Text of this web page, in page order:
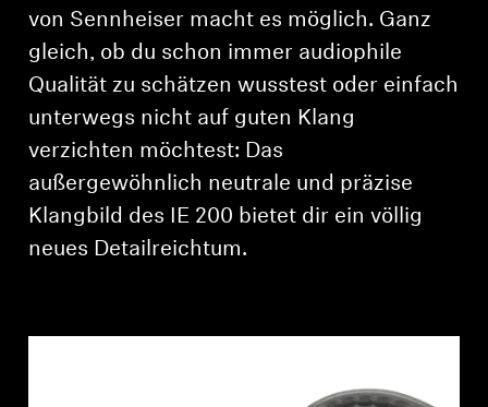
AMBEO Soundbars und Subs
AMBEO entdecken
AMBEO Ersatzteile & Zubehör
Entdecken
von Sennheiser macht es möglich. Ganz
gleich, ob du schon immer audiophile
Qualität zu schätzen wusstest oder einfach
unterwegs nicht auf guten Klang
verzichten möchtest: Das
außergewöhnlich neutrale und präzise
Klangbild des IE 200 bietet dir ein völlig
neues Detailreichtum.